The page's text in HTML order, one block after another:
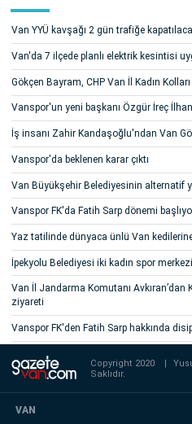
Van YYÜ kavşağı 2 gün trafiğe
Van'da 7 ilçede planlı elektrik kesintisi
Gökçen Bayram, CHP Van İl Kadın
Vanspor'un yeni başkanı Özgür İreç
İş insanı Zahir Kandaşoğlu'ndan Van
Vanspor'da beklenen karar çıktı
Van Büyükşehir Belediyesinin alternatif
Vanspor FK'da Fatih Sarp dönemi
Yaz tatilinde dünyaca ünlü Van
İpekyolu Belediyesi iki kadın spor
Van İl Jandarma Komutanı Avkıran’dan
ziyareti
Vanspor FK'den Fatih Sarp hakkında
Copyright 2020 |
Saklıdır.
VAN